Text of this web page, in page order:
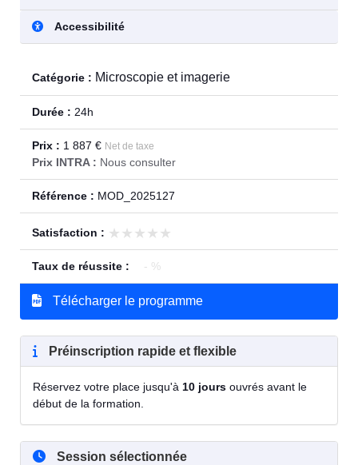
Accessibilité
Catégorie : Microscopie et imagerie
Durée : 24h
Prix : 1 887 € Net de taxe
Prix INTRA : Nous consulter
Référence : MOD_2025127
Satisfaction : ★★★★★
★★★★★
Taux de réussite : - %
Télécharger le programme
Préinscription rapide et flexible
Réservez votre place jusqu'à 10 jours ouvrés avant le
début de la formation.
Session sélectionnée